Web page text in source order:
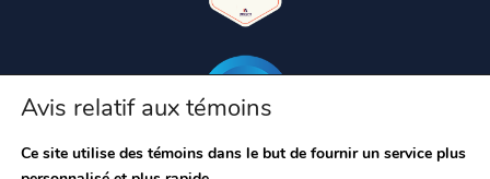
Avis relatif aux témoins
Ce site utilise des témoins dans le but de fournir un service plus